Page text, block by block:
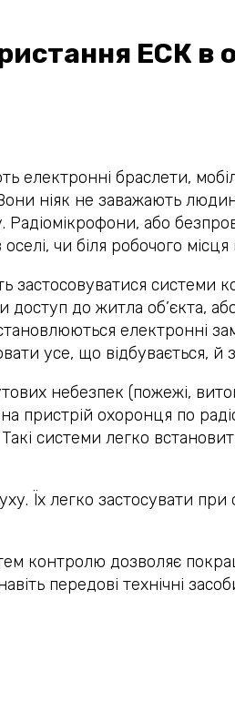
ЕСК в
браслети,
ніяк не заважають
Радіомікрофони, або
чи біля робочого
застосовуватися
доступ до житла об’єкта,
електронні
усе, що відбувається, й
небезпек (пожежі,
на пристрій охоронця по
системи легко
Їх легко застосувати
контролю дозволяє
передові технічні